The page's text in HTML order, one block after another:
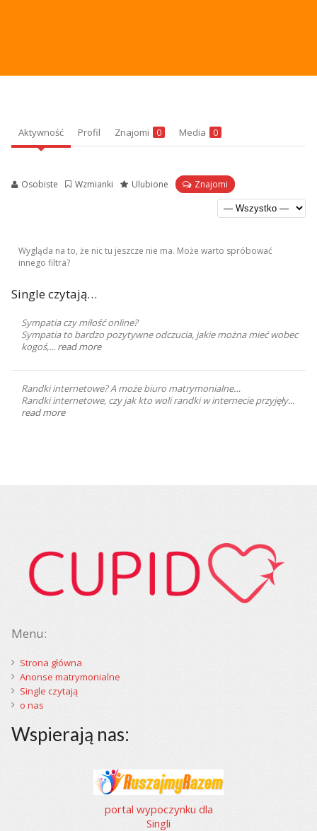
Aktywność Profil Znajomi 0 Media 0
Osobiste Wzmianki Ulubione Znajomi
Wygląda na to, że nic tu jeszcze nie ma. Może warto spróbować
innego filtra?
Single czytają…
Sympatia czy miłość online?
Sympatia to bardzo pozytywne odczucia, jakie można mieć wobec
kogoś,... read more
Randki internetowe? A może biuro matrymonialne…
Randki internetowe, czy jak kto woli randki w internecie przyjęły...
read more
Menu:
Strona główna
Anonse matrymonialne
Single czytają
o nas
Wspierają nas:
portal wypoczynku dla
Singli